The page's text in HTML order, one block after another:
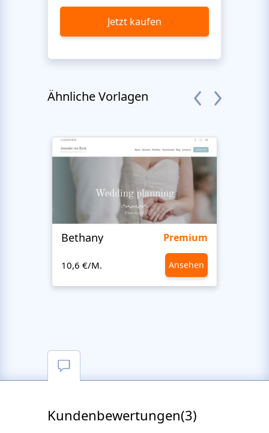
Jetzt kaufen
Ähnliche Vorlagen
Bethany Premium
10,6 €/M. Ansehen
Kundenbewertungen(3)